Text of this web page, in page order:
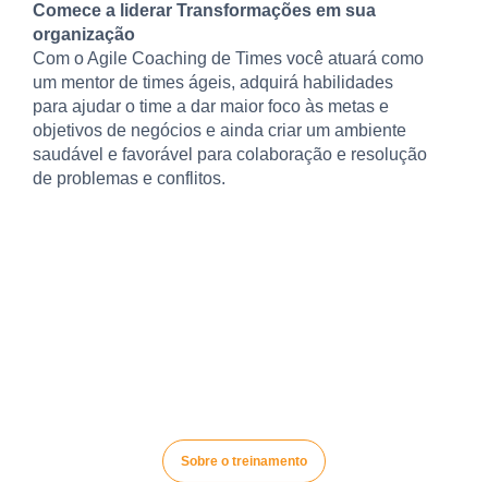
Comece a liderar Transformações em sua
organização
Com o Agile Coaching de Times você atuará como
um mentor de times ágeis, adquirá habilidades
para ajudar o time a dar maior foco às metas e
objetivos de negócios e ainda criar um ambiente
saudável e favorável para colaboração e resolução
de problemas e conflitos.
Sobre o treinamento